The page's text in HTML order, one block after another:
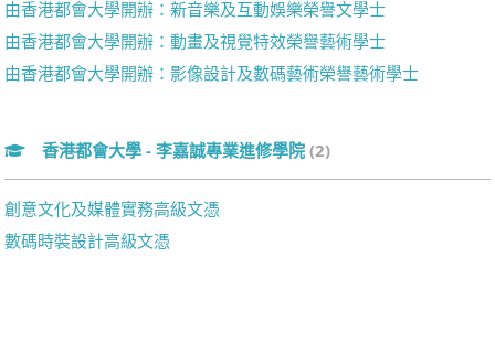
由香港都會大學開辦：新音樂及互動娛樂榮譽文學士
由香港都會大學開辦：動畫及視覺特效榮譽藝術學士
由香港都會大學開辦：影像設計及數碼藝術榮譽藝術學士
香港都會大學 - 李嘉誠專業進修學院 (2)
創意文化及媒體實務高級文憑
數碼時裝設計高級文憑